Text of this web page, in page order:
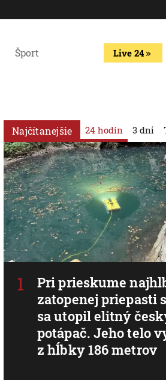
Šport Live 24
Najčítanejšie 24 hodín
Pri prieskume
zatopenej priepasti
sa utopil elitný
potápač. Jeho telo
z hĺbky 186 metrov
3 dni